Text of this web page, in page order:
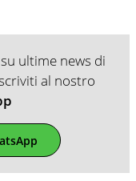
ultime news di
al nostro